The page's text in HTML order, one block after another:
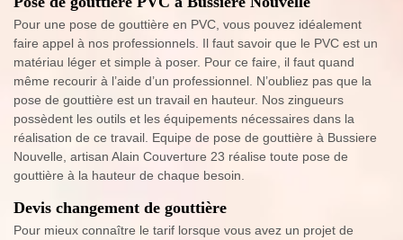
Pour une pose de gouttière en PVC, vous pouvez idéalement
faire appel à nos professionnels. Il faut savoir que le PVC est un
matériau léger et simple à poser. Pour ce faire, il faut quand
même recourir à l’aide d’un professionnel. N’oubliez pas que la
pose de gouttière est un travail en hauteur. Nos zingueurs
possèdent les outils et les équipements nécessaires dans la
réalisation de ce travail. Equipe de pose de gouttière à Bussiere
Nouvelle, artisan Alain Couverture 23 réalise toute pose de
gouttière à la hauteur de chaque besoin.
Devis changement de gouttière
Pour mieux connaître le tarif lorsque vous avez un projet de